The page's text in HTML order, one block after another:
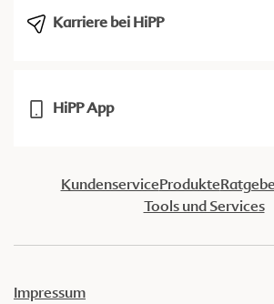
Karriere bei HiPP
HiPP App
KundenserviceProdukte
Tools und Services
Impressum